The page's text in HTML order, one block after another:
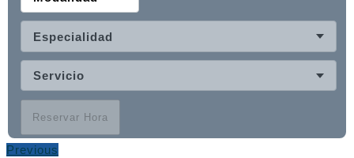
Especialidad
Servicio
Reservar Hora
Previous